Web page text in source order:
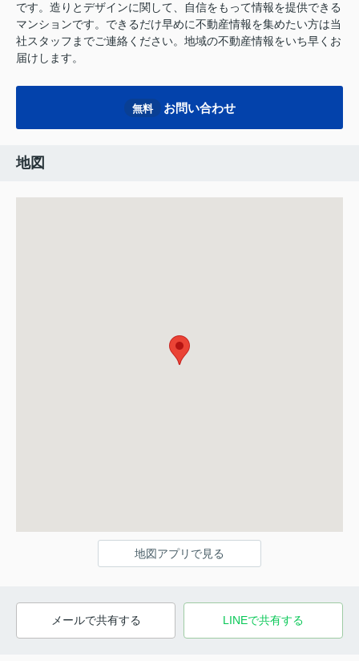
です。造りとデザインに関して、自信をもって情報を提供できる
マンションです。できるだけ早めに不動産情報を集めたい方は当
社スタッフまでご連絡ください。地域の不動産情報をいち早くお
届けします。
無料 お問い合わせ
地図
地図アプリで見る
メールで共有する LINEで共有する